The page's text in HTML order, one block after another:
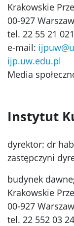
Krakowskie
00-927
tel. 22 55 21 021
e-mail:
ijp.uw.edu.pl
Media
Instytut
dyrektor: dr
zastępczyni
budynek
Krakowskie
00-927
tel. 22 552 03